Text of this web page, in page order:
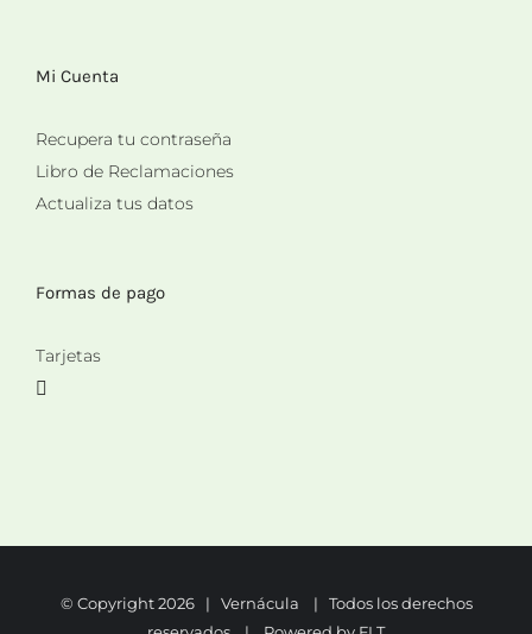
Mi Cuenta
Recupera tu contraseña
Libro de Reclamaciones
Actualiza tus datos
Formas de pago
Tarjetas
© Copyright2026 | Vernácula | Todos los derechos